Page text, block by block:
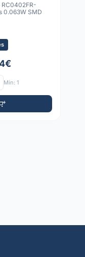
RC0402FR-
0.063W SMD
Min: 1